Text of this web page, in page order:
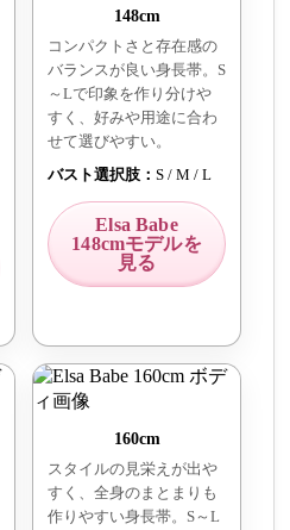
148cm
コンパクトさと存在感の
バランスが良い身長帯。S
～Lで印象を作り分けや
すく、好みや用途に合わ
せて選びやすい。
バスト選択肢： S / M / L
Elsa Babe
148cmモデルを
見る
160cm
スタイルの見栄えが出や
すく、全身のまとまりも
作りやすい身長帯。S～L